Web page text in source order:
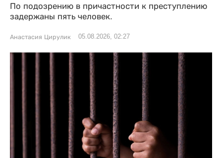
По подозрению в причастности к преступлению
задержаны пять человек.
Анастасия Цирулик 05.08.2026, 02:27